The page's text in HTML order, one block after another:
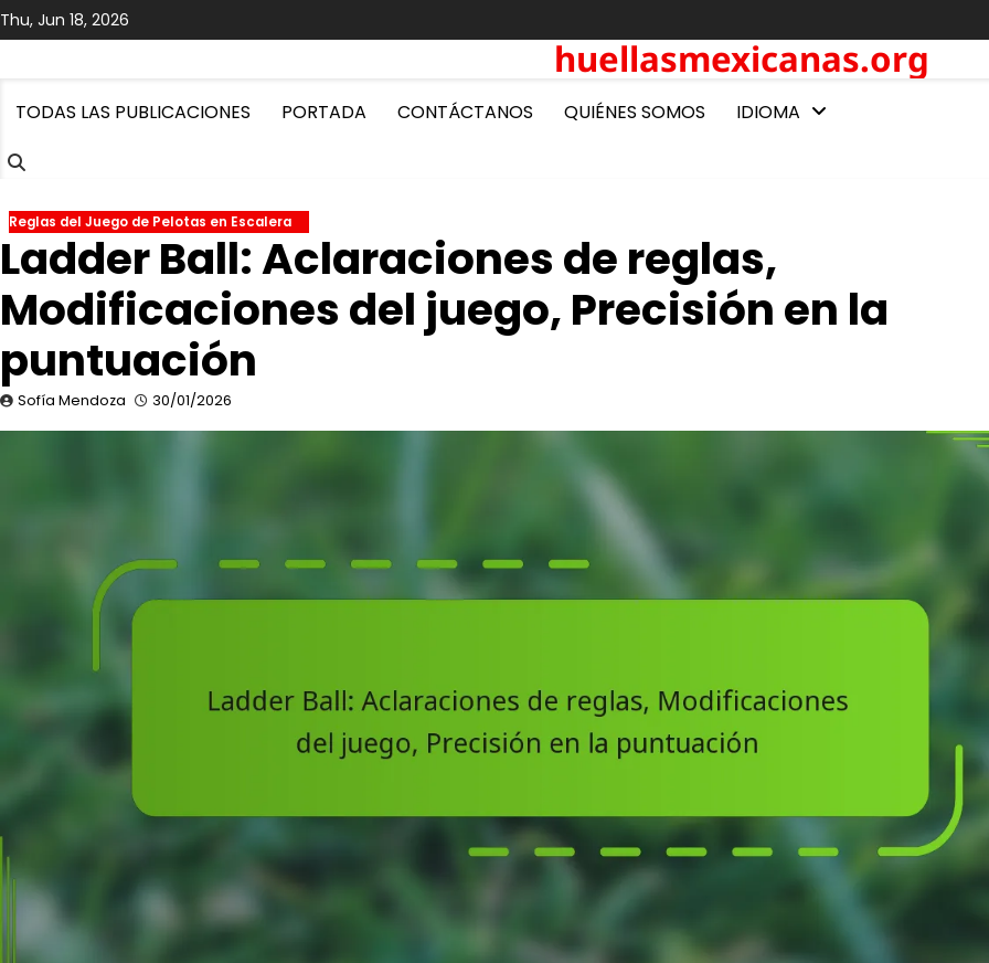
Skip
to
Thu, Jun 18, 2026
huellasmexicanas.org
TODAS LAS PUBLICACIONES PORTADA CONTÁCTANOS QUIÉNES SOMOS IDIOMA
Reglas del Juego de Pelotas en Escalera
Ladder Ball: Aclaraciones de reglas,
Modificaciones del juego, Precisión en la
puntuación
Sofía Mendoza 30/01/2026